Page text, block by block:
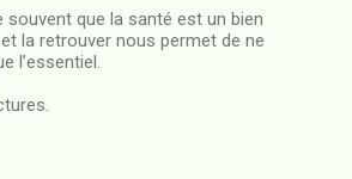
souvent que la santé est un bien
la retrouver nous permet de ne
l’essentiel.